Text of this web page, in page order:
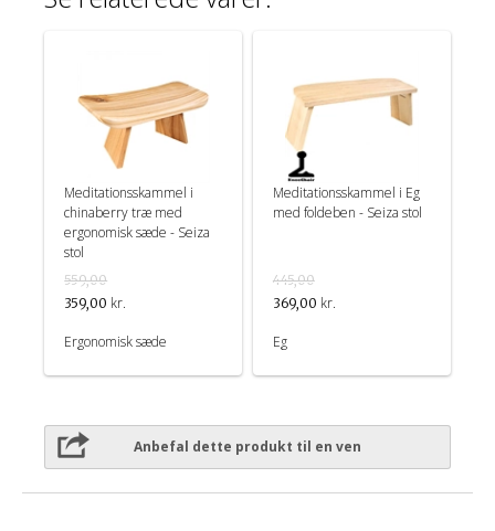
Meditationsskammel i
chinaberry træ med
ergonomisk sæde - Seiza
stol
559,00
359,00 kr.
Ergonomisk sæde
Meditationsskammel i Eg
med foldeben - Seiza stol
445,00
369,00 kr.
Eg
Anbefal dette produkt til en ven